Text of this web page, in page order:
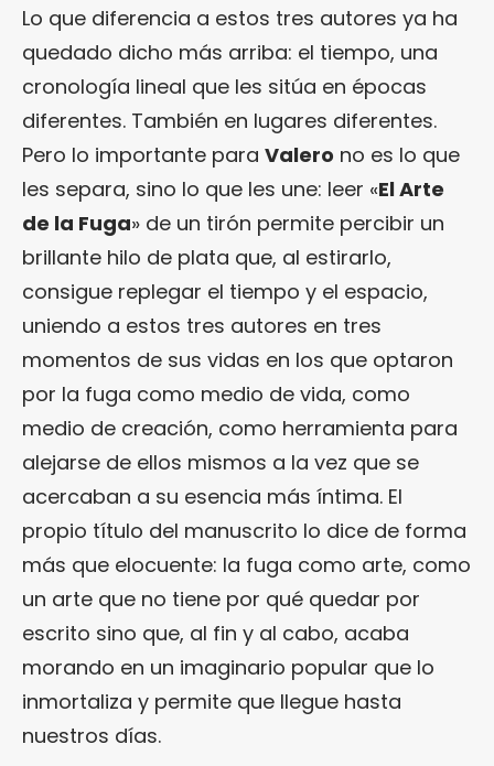
Lo que diferencia a estos tres autores ya ha
quedado dicho más arriba: el tiempo, una
cronología lineal que les sitúa en épocas
diferentes. También en lugares diferentes.
Pero lo importante para Valero no es lo que
les separa, sino lo que les une: leer «El Arte
de la Fuga» de un tirón permite percibir un
brillante hilo de plata que, al estirarlo,
consigue replegar el tiempo y el espacio,
uniendo a estos tres autores en tres
momentos de sus vidas en los que optaron
por la fuga como medio de vida, como
medio de creación, como herramienta para
alejarse de ellos mismos a la vez que se
acercaban a su esencia más íntima. El
propio título del manuscrito lo dice de forma
más que elocuente: la fuga como arte, como
un arte que no tiene por qué quedar por
escrito sino que, al fin y al cabo, acaba
morando en un imaginario popular que lo
inmortaliza y permite que llegue hasta
nuestros días.